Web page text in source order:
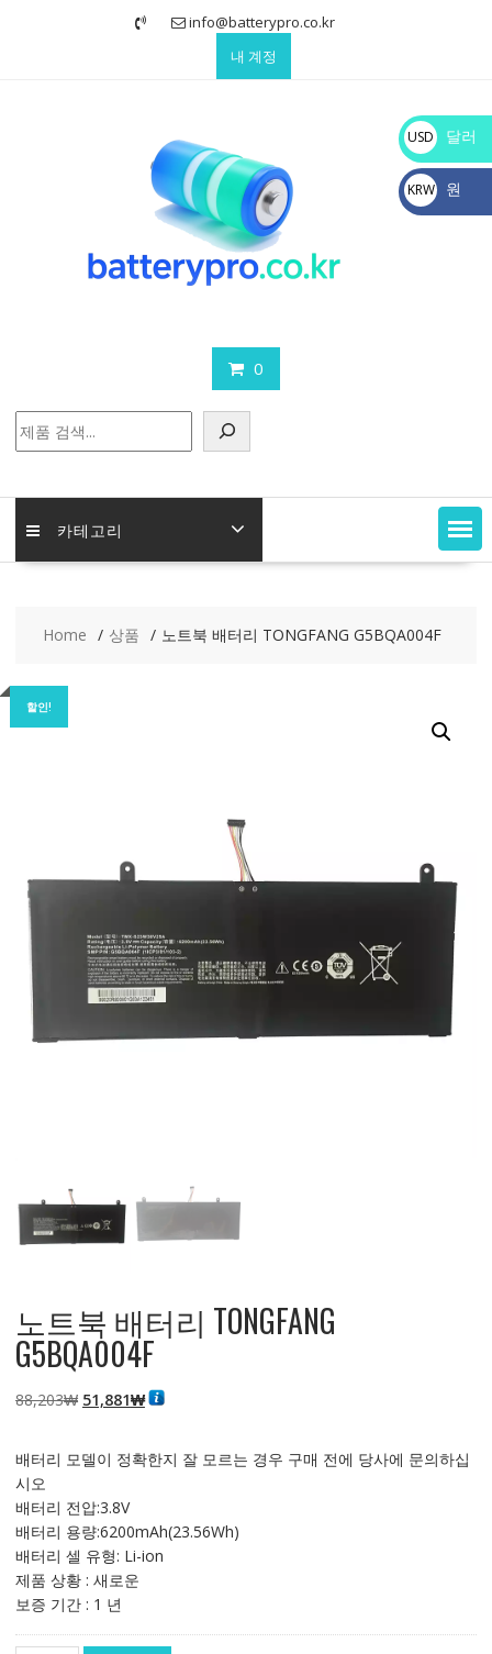
info@batterypro.co.kr
내 계정
0
색
카테고리
Home 상품 노트북 배터리 TONGFANG G5BQA004F
할인!
노트북 배터리 TONGFANG
G5BQA004F
88,203₩ 원
격:
51,881₩현
격:
배터리 모델이 정확한지 잘 모르는 경우 구매 전에 당사에 문의하십
시오
배터리 전압:3.8V
배터리 용량:6200mAh(23.56Wh)
배터리 셀 유형: Li-ion
제품 상황 : 새로운
보증 기간 : 1 년
USD
$
달러
KRW
₩
원